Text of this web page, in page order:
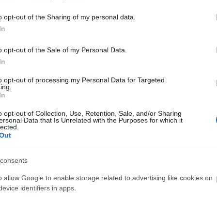
opt-out of the Sharing of my personal data.
opt-out of the Sale of my Personal Data.
opt-out of processing my Personal Data for Targeted
opt-out of Collection, Use, Retention, Sale, and/or Sharing
Data that Is Unrelated with the Purposes for which it
allow Google to enable storage related to advertising like cookies on
identifiers in apps.
– EBM REVIVAL
éli a '80-as évek egyik meghatározó műfaja, az EBM,
az industrial zenék további fejlődését határozta meg,
is komoly hatással volt. Most pedig, 30 évnyi
hozzáállással közelítő új…
harlemhide sarin daf front 242